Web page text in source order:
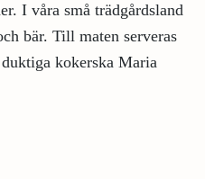
I våra små trädgårdsland
bär. Till maten serveras
kokerska Maria